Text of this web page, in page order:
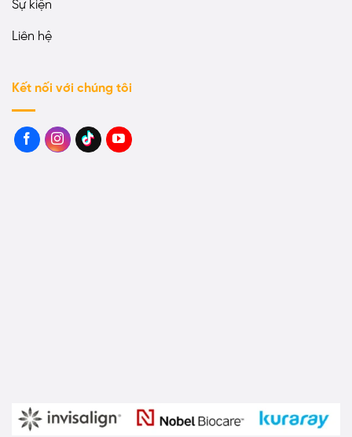
Sự kiện
Liên hệ
Kết nối với chúng tôi